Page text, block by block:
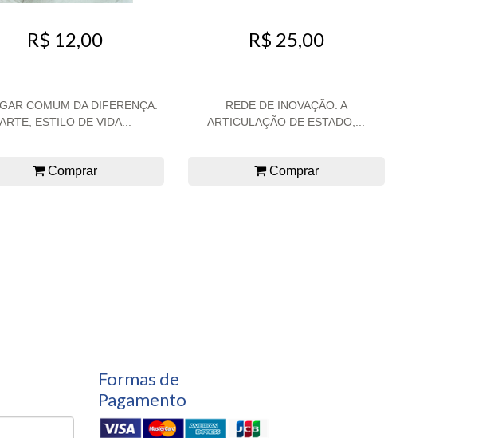
R$ 12,00
COMUM DA DIFERENÇA:
ARTE, ESTILO DE VIDA...
Comprar
R$ 25,00
REDE DE INOVAÇÃO: A
ARTICULAÇÃO DE ESTADO,...
Comprar
Formas de
Pagamento